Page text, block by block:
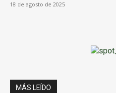
18 de agosto de 2025
MÁS LEÍDO